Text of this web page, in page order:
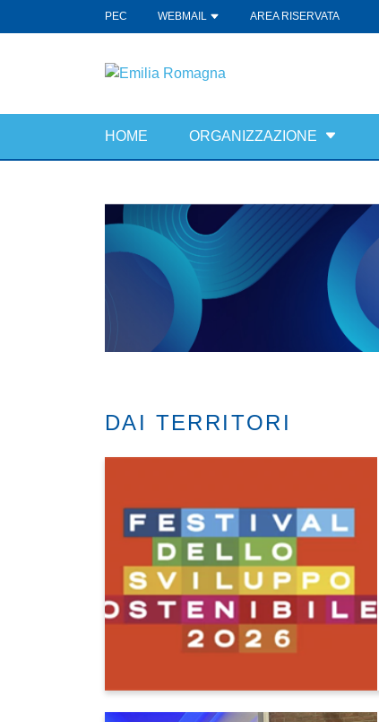
PEC WEBMAIL AREA RISERVATA
HOME ORGANIZZAZIONE
DAI TERRITORI